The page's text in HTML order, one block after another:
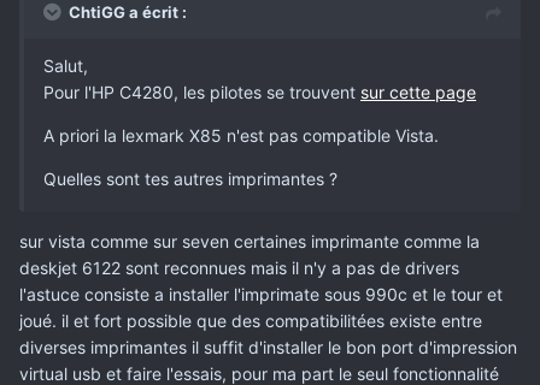
ChtiGG a écrit :
Salut,
Pour l'HP C4280, les pilotes se trouvent sur cette page
A priori la lexmark X85 n'est pas compatible Vista.
Quelles sont tes autres imprimantes ?
sur vista comme sur seven certaines imprimante comme la
deskjet 6122 sont reconnues mais il n'y a pas de drivers
l'astuce consiste a installer l'imprimate sous 990c et le tour et
joué. il et fort possible que des compatibilitées existe entre
diverses imprimantes il suffit d'installer le bon port d'impression
virtual usb et faire l'essais, pour ma part le seul fonctionnalité